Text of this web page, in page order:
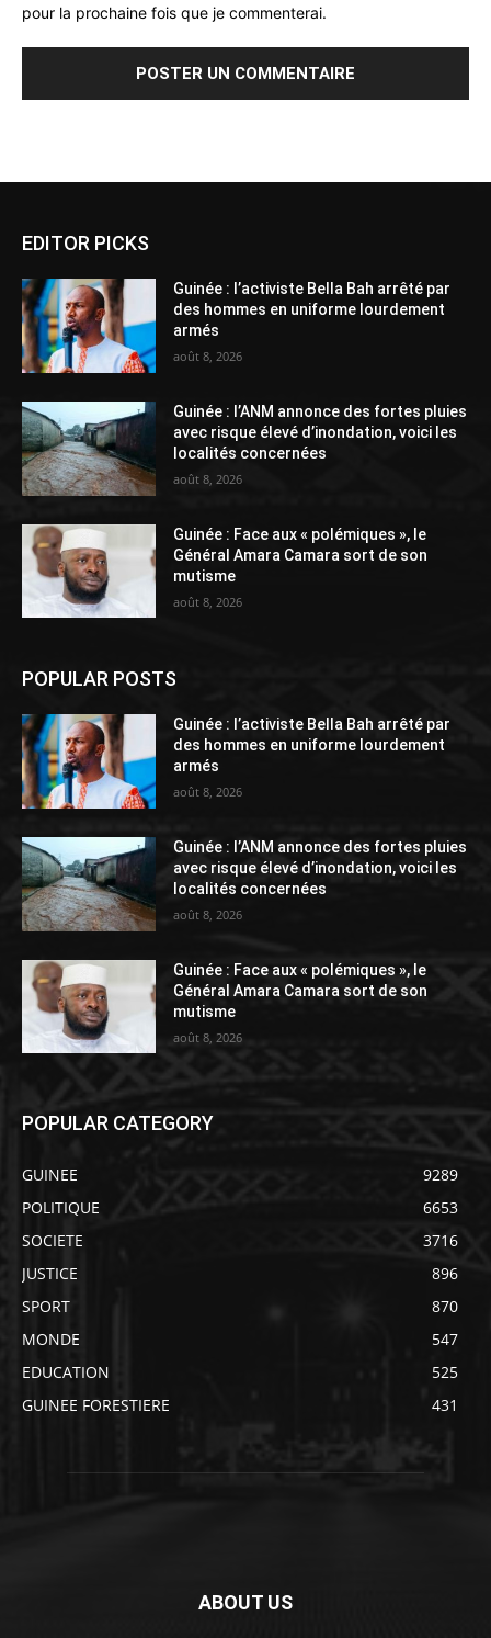
pour la prochaine fois que je commenterai.
EDITOR PICKS
Guinée : l’activiste Bella Bah arrêté par
des hommes en uniforme lourdement
armés
août 8, 2026
Guinée : l’ANM annonce des fortes pluies
avec risque élevé d’inondation, voici les
localités concernées
août 8, 2026
Guinée : Face aux « polémiques », le
Général Amara Camara sort de son
mutisme
août 8, 2026
POPULAR POSTS
Guinée : l’activiste Bella Bah arrêté par
des hommes en uniforme lourdement
armés
août 8, 2026
Guinée : l’ANM annonce des fortes pluies
avec risque élevé d’inondation, voici les
localités concernées
août 8, 2026
Guinée : Face aux « polémiques », le
Général Amara Camara sort de son
mutisme
août 8, 2026
POPULAR CATEGORY
GUINEE
9289
POLITIQUE
6653
SOCIETE
3716
JUSTICE
896
SPORT
870
MONDE
547
EDUCATION
525
GUINEE FORESTIERE
431
ABOUT US